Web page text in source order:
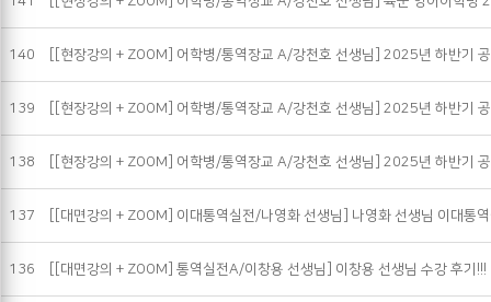
140 [[현장강의 + ZOOM] 어학병/통역장교 A/강천호 선생님] 2025년 하반기
139 [[현장강의 + ZOOM] 어학병/통역장교 A/강천호 선생님] 2025년 하반기
138 [[현장강의 + ZOOM] 어학병/통역장교 A/강천호 선생님] 2025년 하반기
137 [[대면강의 + ZOOM] 이대통역실전/나영화 선생님] 나영화 선생님 이대통
136 [[대면강의 + ZOOM] 통역실전A/이창용 선생님] 이창용 선생님 수강 후기!!!